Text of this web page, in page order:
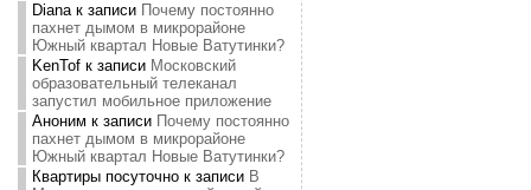
Dianaк записи Почему постоянно
пахнет дымом в микрорайоне
Южный квартал Новые Ватутинки?
KenTofк записи Московский
образовательный телеканал
запустил мобильное приложение
Аноним к записи Почему постоянно
пахнет дымом в микрорайоне
Южный квартал Новые Ватутинки?
Квартиры посуточнок записи В